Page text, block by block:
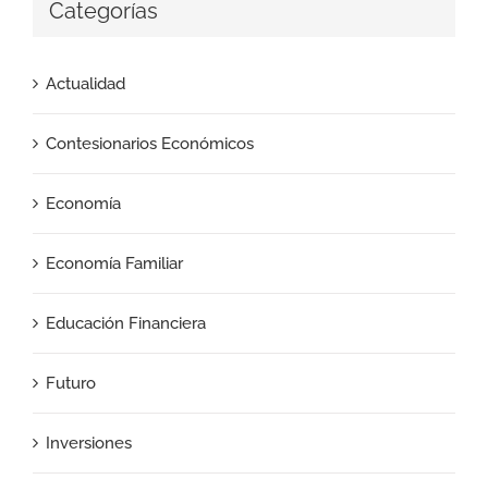
Categorías
Actualidad
Contesionarios Económicos
Economía
Economía Familiar
Educación Financiera
Futuro
Inversiones